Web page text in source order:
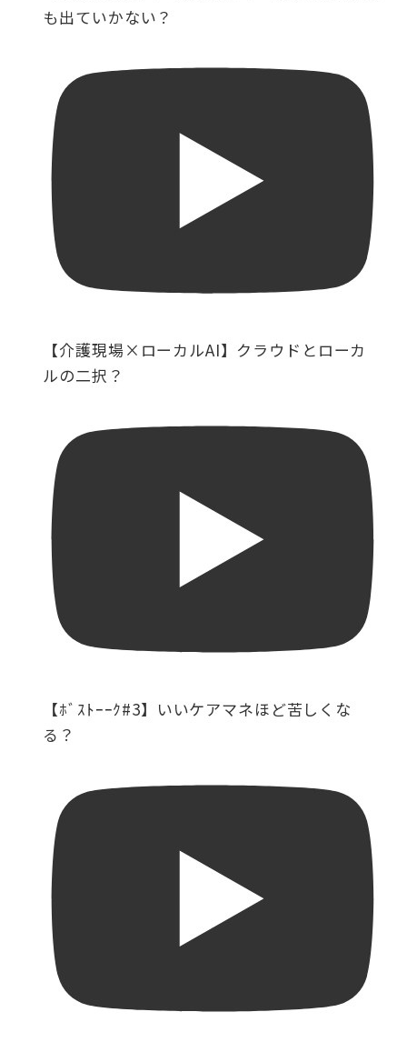
も出ていかない？
【介護現場×ローカルAI】クラウドとローカ
ルの二択？
【ﾎﾞｽﾄｰｰｸ#3】いいケアマネほど苦しくな
る？